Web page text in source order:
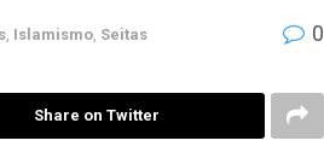
Islamismo Seitas 0
Share on Twitter